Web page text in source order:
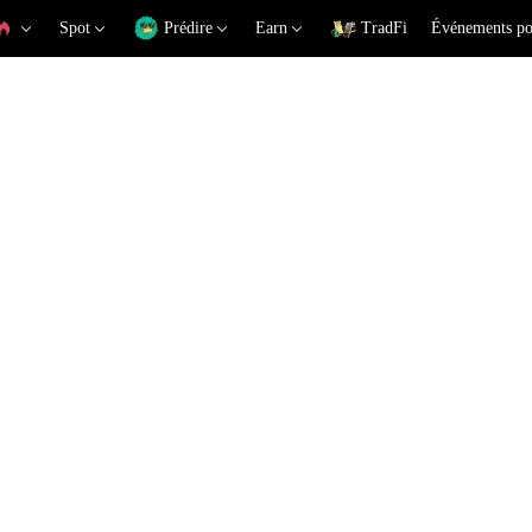
Spot Prédire Earn TradFi Événements